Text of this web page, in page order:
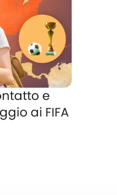
e
ai FIFA